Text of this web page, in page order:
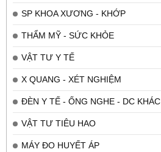
SP KHOA XƯƠNG - KHỚP
THẨM MỸ - SỨC KHỎE
VẬT TƯ Y TẾ
X QUANG - XÉT NGHIỆM
ĐÈN Y TẾ - ỐNG NGHE - DC KHÁC
VẬT TƯ TIÊU HAO
MÁY ĐO HUYẾT ÁP